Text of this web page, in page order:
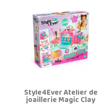
Style4Ever Atelier de
joaillerie Magic Clay